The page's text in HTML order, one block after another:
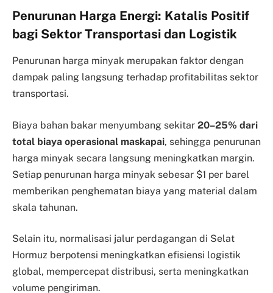
Penurunan Harga Energi: Katalis Positif
bagi Sektor Transportasi dan Logistik
Penurunan harga minyak merupakan faktor dengan
dampak paling langsung terhadap profitabilitas sektor
transportasi.
Biaya bahan bakar menyumbang sekitar 20–25% dari
total biaya operasional maskapai, sehingga penurunan
harga minyak secara langsung meningkatkan margin.
Setiap penurunan harga minyak sebesar $1 per barel
memberikan penghematan biaya yang material dalam
skala tahunan.
Selain itu, normalisasi jalur perdagangan di Selat
Hormuz berpotensi meningkatkan efisiensi logistik
global, mempercepat distribusi, serta meningkatkan
volume pengiriman.